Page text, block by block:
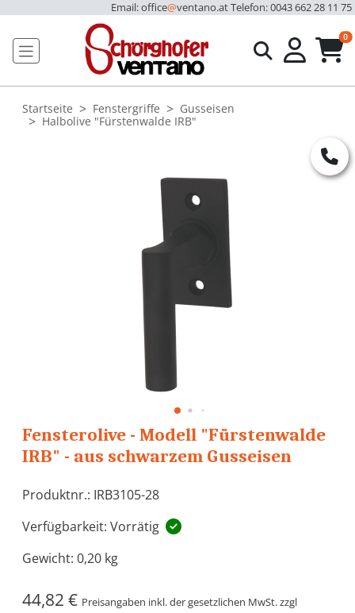
Email: office@ventano.atTelefon: 0043 662 28 11 75
0
Startseite Fenstergriffe
Gusseisen
Halbolive "Fürstenwalde IRB"
Fensterolive - Modell "Fürstenwalde
IRB" - aus schwarzem Gusseisen
Produktnr.: IRB3105-28
Verfügbarkeit: Vorrätig
Gewicht: 0,20 kg
44,82 € Preisangaben inkl. der gesetzlichen MwSt. zzgl